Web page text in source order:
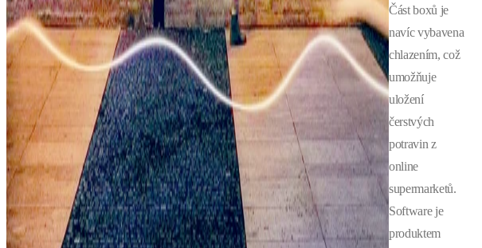
Část boxů je
navíc vybavena
chlazením, což
umožňuje
uložení
čerstvých
potravin z
online
supermarketů.
Software je
produktem